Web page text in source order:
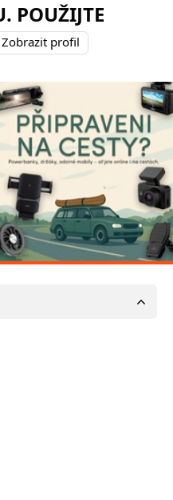
POUŽIJTE
Zobrazit profil